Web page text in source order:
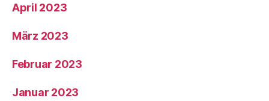
April 2023
März 2023
Februar 2023
Januar 2023